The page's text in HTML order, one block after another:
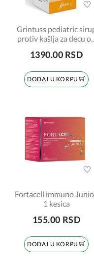
Grintuss pediatric
protiv kašlja za decu od
1390.00 RSD
DODAJ U KORPU
Fortacell immuno
1 kesica
155.00 RSD
DODAJ U KORPU